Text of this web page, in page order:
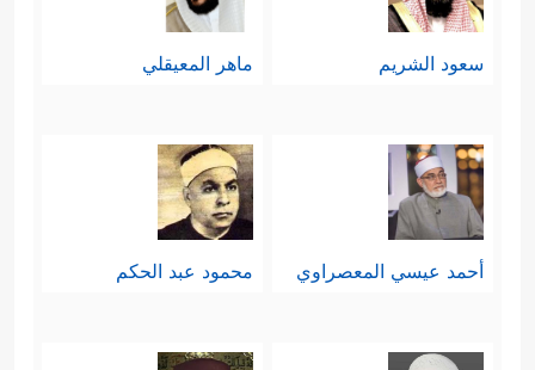
سعود الشريم ماهر المعيقلي
أحمد عيسي المعصراوي محمود عبد الحكم